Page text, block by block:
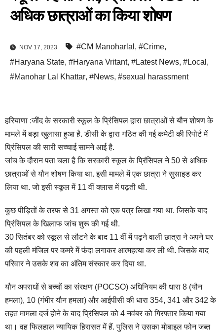
अधिक छात्राओं का किया शोषण
NOV 17, 2023 #CM Manoharlal , #Crime,
#Haryana State, #Haryana Vritant, #Latest News, #Local ,
#Manohar Lal Khattar, #News, #sexual harassment
हरियाणा :जींद के सरकारी स्कूल के प्रिंसिपल द्वारा छात्राओं से यौन शोषण के
मामले में बड़ा खुलासा हुआ है. डीसी के द्वारा गठित की गई कमेटी की रिपोर्ट में
प्रिंसिपल की सारी सच्चाई सामने आई है.
जांच के दौरान पता चला है कि सरकारी स्कूल के प्रिंसिपल ने 50 से अधिक
छात्राओं से यौन शोषण किया था. इसी मामले में एक छात्रा ने सुसाइड कर
लिया था. जो इसी स्कूल में 11 वीं क्लास में पढ़ती थी.
कुछ पीड़ितों के तरफ से 31 अगस्त को एक पत्र लिखा गया था. जिसके बाद
प्रिंसिपल के खिलाफ जांच शुरू की गई थी.
30 सितंबर को स्कूल से लौटने के बाद 11 वीं में पढ़ने वाली छात्रा ने अपने घर
की पहली मंजिल पर कमरे में फंदा लगाकर आत्महत्या कर ली थी. जिसके बाद
परिवार ने उसके शव का अंतिम संस्कार कर दिया था.
यौन अपराधों से बच्चों का संरक्षण (POCSO) अधिनियम की धारा 8 (यौन
हमला), 10 (गंभीर यौन हमला) और आईपीसी की धारा 354, 341 और 342 के
तहत मामला दर्ज होने के बाद प्रिंसिपल को 4 नवंबर को गिरफ्तार किया गया
था। वह फिलहाल न्यायिक हिरासत में हैं. पुलिस ने उसका मोबाइल फोन जब्त